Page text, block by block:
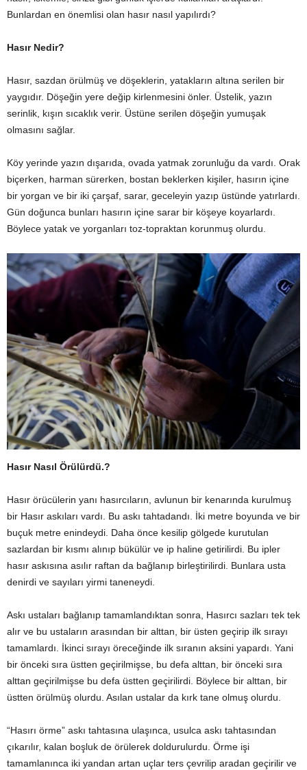
Bunlardan en önemlisi olan hasır nasıl yapılırdı?
Hasır Nedir?
Hasır, sazdan örülmüş ve döşeklerin, yatakların altına serilen bir
yaygıdır. Döşeğin yere değip kirlenmesini önler. Üstelik, yazın
serinlik, kışın sıcaklık verir. Üstüne serilen döşeğin yumuşak
olmasını sağlar.
Köy yerinde yazın dışarıda, ovada yatmak zorunluğu da vardı. Orak
biçerken, harman sürerken, bostan beklerken kişiler, hasırın içine
bir yorgan ve bir iki çarşaf, sarar, geceleyin yazıp üstünde yatırlardı.
Gün doğunca bunları hasırın içine sarar bir köşeye koyarlardı.
Böylece yatak ve yorganları toz-topraktan korunmuş olurdu.
Hasır Nasıl Örülürdü.?
Hasır örücülerin yanı hasırcıların, avlunun bir kenarında kurulmuş
bir Hasır askıları vardı. Bu askı tahtadandı. İki metre boyunda ve bir
buçuk metre enindeydi. Daha önce kesilip gölgede kurutulan
sazlardan bir kısmı alınıp bükülür ve ip haline getirilirdi. Bu ipler
hasır askısına asılır raftan da bağlanıp birleştirilirdi. Bunlara usta
denirdi ve sayıları yirmi taneneydi.
Askı ustaları bağlanıp tamamlandıktan sonra, Hasırcı sazları tek tek
alır ve bu ustaların arasından bir alttan, bir üsten geçirip ilk sırayı
tamamlardı. İkinci sırayı öreceğinde ilk sıranın aksini yapardı. Yani
bir önceki sıra üstten geçirilmişse, bu defa alttan, bir önceki sıra
alttan geçirilmişse bu defa üstten geçirilirdi. Böylece bir alttan, bir
üstten örülmüş olurdu. Asılan ustalar da kırk tane olmuş olurdu.
“Hasırı örme” askı tahtasına ulaşınca, usulca askı tahtasından
çıkarılır, kalan boşluk de örülerek doldurulurdu. Örme işi
tamamlanınca iki yandan artan uçlar ters çevrilip aradan geçirilir ve